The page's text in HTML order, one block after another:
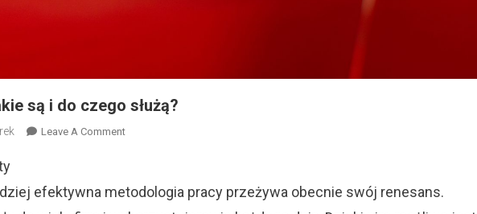
są i do czego służą?
Leave A CommentOn
Jakie
efektywna metodologia pracy przeżywa obecnie swój renesans.